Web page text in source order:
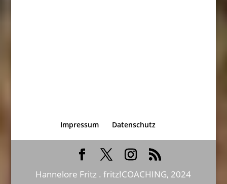
Impressum Datenschutz
Hannelore Fritz . fritz!COACHING, 2024